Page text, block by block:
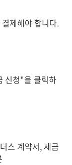
제해야 합니다.
신청"을 클릭하
스 계약서, 세금